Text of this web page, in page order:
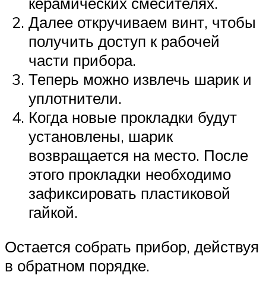
Далее откручиваем винт, чтобы
получить доступ к рабочей
части прибора.
Теперь можно извлечь шарик и
уплотнители.
Когда новые прокладки будут
установлены, шарик
возвращается на место. После
этого прокладки необходимо
зафиксировать пластиковой
гайкой.
Остается собрать прибор, действуя
в обратном порядке.